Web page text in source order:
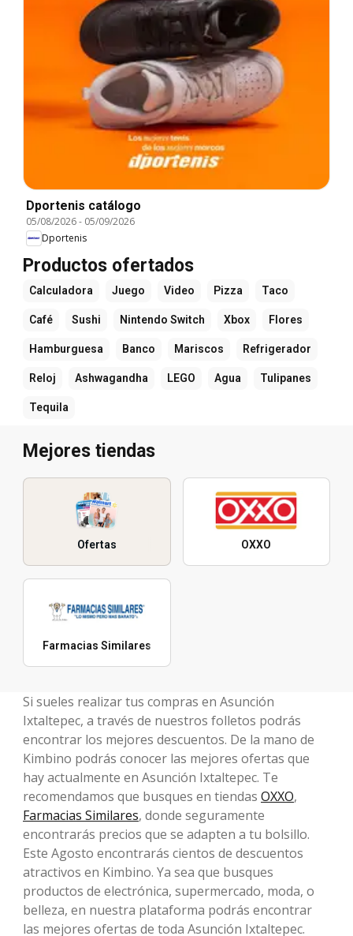
Dportenis catálogo
05/08/2026- 05/09/2026
Dportenis
Productos ofertados
Calculadora Juego Video Pizza Taco
Café Sushi Nintendo Switch Xbox Flores
Hamburguesa Banco Mariscos Refrigerador
Reloj Ashwagandha LEGO Agua Tulipanes
Tequila
Mejores tiendas
Ofertas OXXO
Farmacias Similares
Si sueles realizar tus compras en Asunción
Ixtaltepec, a través de nuestros folletos podrás
encontrar los mejores descuentos. De la mano de
Kimbino podrás conocer las mejores ofertas que
hay actualmente en Asunción Ixtaltepec. Te
recomendamos que busques en tiendas OXXO,
Farmacias Similares, donde seguramente
encontrarás precios que se adapten a tu bolsillo.
Este Agosto encontrarás cientos de descuentos
atractivos en Kimbino. Ya sea que busques
productos de electrónica, supermercado, moda, o
belleza, en nuestra plataforma podrás encontrar
las mejores ofertas de toda Asunción Ixtaltepec.